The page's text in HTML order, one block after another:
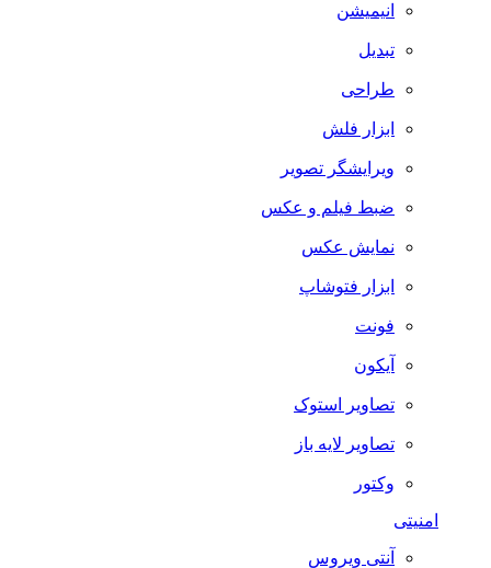
انیمیشن
تبدیل
طراحی
ابزار فلش
ویرایشگر تصویر
ضبط فيلم و عكس
نمایش عکس
ابزار فتوشاپ
فونت
آیکون
تصاویر استوک
تصاویر لایه باز
وکتور
امنیتی
آنتی ویروس